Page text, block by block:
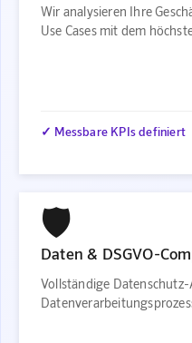
Wir analysieren Ihre
Use Cases mit dem
✓ Messbare KPIs definiert
🛡️
Daten & DSGVO-
Vollständige